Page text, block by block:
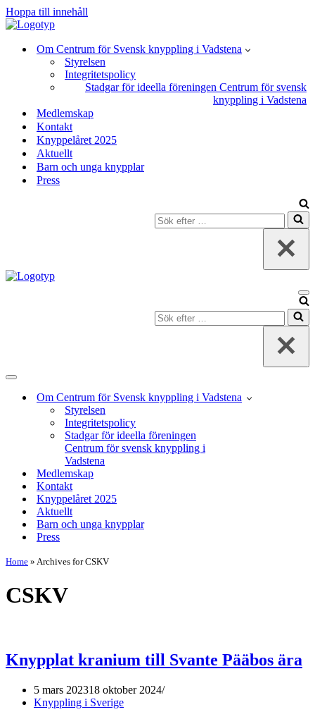
Hoppa till innehåll
Om Centrum för Svensk knyppling i Vadstena
Styrelsen
Integritetspolicy
Stadgar för ideella föreningen Centrum för svensk
knyppling i Vadstena
Medlemskap
Kontakt
Knyppelåret 2025
Aktuellt
Barn och unga knypplar
Press
Sök
efter
Sök
efter
Navigeringsmeny
Om Centrum för Svensk knyppling i Vadstena
Styrelsen
Integritetspolicy
Stadgar för ideella föreningen
Centrum för svensk knyppling i
Vadstena
Medlemskap
Kontakt
Knyppelåret 2025
Aktuellt
Barn och unga knypplar
Press
Home » Archives for CSKV
CSKV
Knypplat kranium till Svante Pääbos ära
5 mars 202318 oktober 2024
Knyppling i Sverige